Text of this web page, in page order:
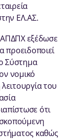
ΕΛ.ΑΣ.
ΑΠΔΠΧ εξέδωσε
προειδοποιεί
Σύστημα
νομικό
του
ότι
καθώς